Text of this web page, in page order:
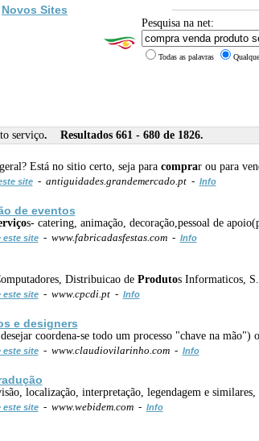
Novos Sites
Pesquisa na net:
Todas as palavras
serviço. Resultados 661 - 680 de 1826.
Está no sitio certo, seja para comprar ou para
site- antiguidades.grandemercado.pt - Info
de eventos
s- catering, animação, decoração,pessoal de
este site- www.fabricadasfestas.com - Info
Distribuicao de Produtos Informaticos,
este site- www.cpcdi.pt - Info
e designers
coordena-se todo um processo "chave na
este site- www.claudiovilarinho.com - Info
localização, interpretação, legendagem e
este site- www.webidem.com - Info